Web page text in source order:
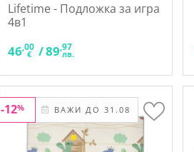
Lifetime - Подложка за игра
4в1
46,00
€ /89,97
лв.
ВАЖИ ДО 31.08
-12%